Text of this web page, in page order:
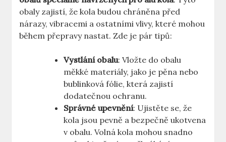
obaly zajistí, že kola budou chráněna před
nárazy, vibracemi a ostatními vlivy, které mohou
během přepravy nastat. Zde je pár tipů:
Vystlání obalu: Vložte do obalu
měkké materiály, jako je pěna nebo
bublinková fólie, která zajistí
dodatečnou ochranu.
Správné upevnění: Ujistěte se, že
kola jsou pevně a bezpečně ukotvena
v obalu. Volná kola mohou snadno